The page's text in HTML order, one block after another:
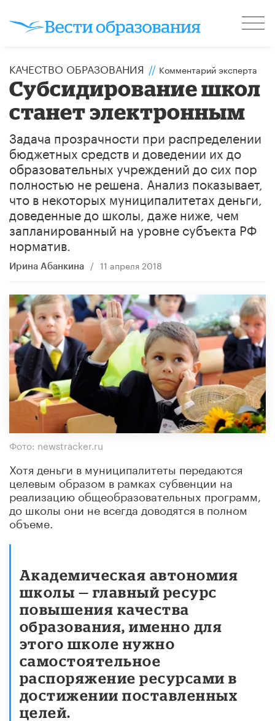
КАЧЕСТВО ОБРАЗОВАНИЯ // Комментарий эксперта
Субсидирование школ
станет электронным
Задача прозрачности при распределении
бюджетных средств и доведении их до
образовательных учреждений до сих пор
полностью не решена. Анализ показывает,
что в некоторых муниципалитетах деньги,
доведенные до школы, даже ниже, чем
запланированный на уровне субъекта РФ
норматив.
Ирина Абанкина / 11 апреля 2018
Фото: newstracker.ru
Хотя деньги в муниципалитеты передаются
целевым образом в рамках субвенции на
реализацию общеобразовательных программ,
до школы они не всегда доводятся в полном
объеме.
Академическая автономия
школы — главный ресурс
повышения качества
образования, именно для
этого школе нужно
самостоятельное
распоряжение ресурсами в
достижении поставленных
целей.